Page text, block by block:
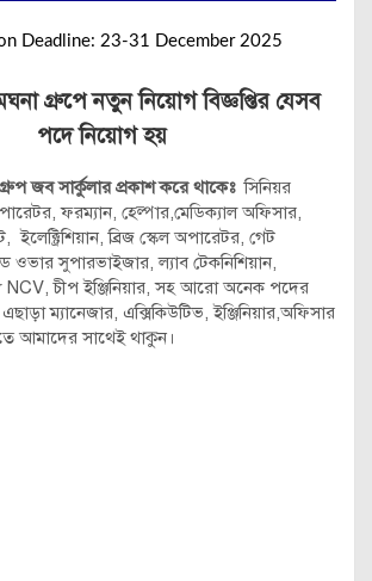
Deadline: 23-31 December 2025
গ্রুপে নতুন নিয়োগ বিজ্ঞপ্তির যেসব
পদে নিয়োগ হয়
জব সার্কুলার প্রকাশ করে থাকেঃসিনিয়র
ফরম্যান, হেল্পার,মেডিক্যাল অফিসার,
ইলেক্ট্রিশিয়ান, ব্রিজ স্কেল অপারেটর, গেট
ওভার সুপারভাইজার, ল্যাব টেকনিশিয়ান,
চীপ ইঞ্জিনিয়ার, সহ আরো অনেক পদের
ম্যানেজার, এক্সিকিউটিভ, ইঞ্জিনিয়ার,অফিসার
আমাদের সাথেই থাকুন।